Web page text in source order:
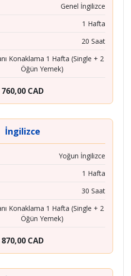
Genel İngilizce
1 Hafta
20 Saat
Konaklama 1 Hafta (Single + 2
Öğün Yemek)
760,00 CAD
İngilizce
Yoğun İngilizce
1 Hafta
30 Saat
Konaklama 1 Hafta (Single + 2
Öğün Yemek)
870,00 CAD